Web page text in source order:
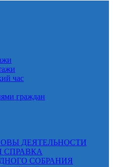
час
граждан
ДЕЯТЕЛЬНОСТИ
СПРАВКА
СОБРАНИЯ